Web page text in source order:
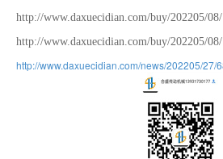
http://www.daxuecidian.com/buy/202205/
http://www.daxuecidian.com/buy/202205/
http://www.daxuecidian.com/news/202205/27/